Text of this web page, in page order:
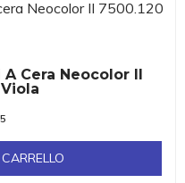
Cera Neocolor II